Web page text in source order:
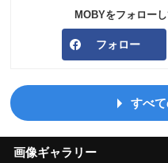
MOBYをフォロー
フォロー
すべ
画像ギャラリー